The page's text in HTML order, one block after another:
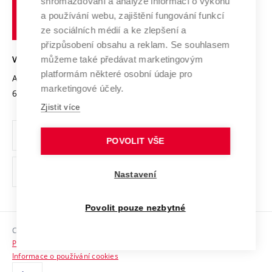
Transfer znalostí
Open Science
Projekty
Projekty ze strukturálních fondů
Specifický výzkum
Služby univerzity
Mezinárodní dohody
Univerzitní sítě
Podnikavá univerzita / ContriBUTe
Bezpečná univerzita
Vyznamenání
Organizační struktura
Ochrana osobních údajů
odkaz)
Sociální bezpečí
HR Award
učení
technické
VYSOKÉ UČENÍ TECHNICKÉ V BRNĚ
Antonínská 548/1
602 00 Brno
www.vut.cz
vut@vutbr.cz
Copyright © 2026 VUT
Prohlášení o přístupnosti
Informace o používání cookies
a používání webu, zajištění fungování funkcí
ze sociálních médií a ke zlepšení a
přizpůsobení obsahu a reklam. Se souhlasem
můžeme také předávat marketingovým
platformám některé osobní údaje pro
marketingové účely.
Zjistit více
POVOLIT VŠE
Nastavení
Povolit pouze nezbytné